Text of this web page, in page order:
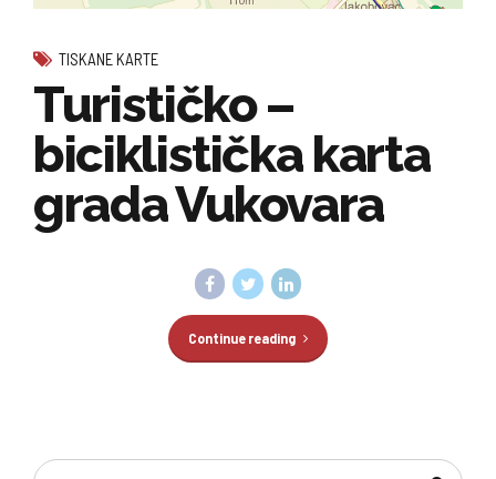
TISKANE KARTE
Turističko –
biciklistička karta
grada Vukovara
Continue reading